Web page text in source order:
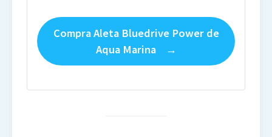
Compra Aleta Bluedrive Power de
Aqua Marina